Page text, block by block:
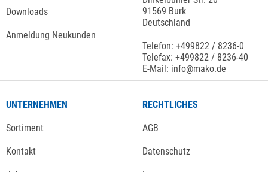
Downloads
Anmeldung Neukunden
91569 Burk
Deutschland
Telefon: +499822 / 8236-0
Telefax: +499822 / 8236-40
E-Mail: info@mako.de
UNTERNEHMEN
Sortiment
Kontakt
RECHTLICHES
AGB
Datenschutz